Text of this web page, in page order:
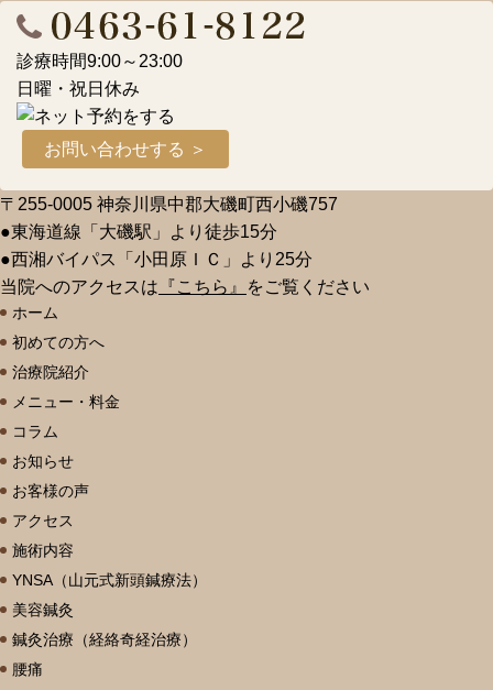
診療時間9:00～23:00
日曜・祝日休み
お問い合わせする ＞
〒255-0005 神奈川県中郡大磯町西小磯757
●東海道線「大磯駅」より徒歩15分
●西湘バイパス「小田原ＩＣ」より25分
当院へのアクセスは 『こちら』 をご覧ください
ホーム
初めての方へ
治療院紹介
メニュー・料金
コラム
お知らせ
お客様の声
アクセス
施術内容
YNSA（山元式新頭鍼療法）
美容鍼灸
鍼灸治療（経絡奇経治療）
腰痛